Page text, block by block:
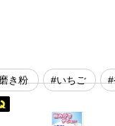
き粉 #いちご #